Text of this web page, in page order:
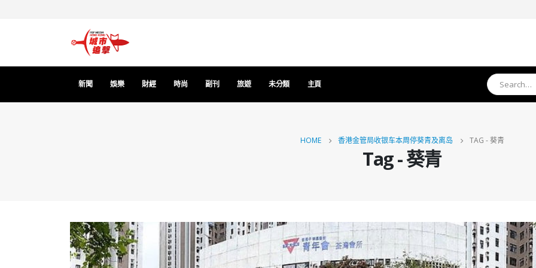
新聞 娛樂 財經 時尚 副刊 旅遊 未分類 主頁
HOME 香港金管局收银车本周停葵青及离岛 TAG -葵青
Tag - 葵青